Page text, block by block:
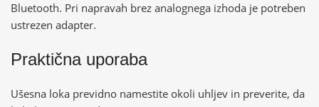
Bluetooth. Pri napravah brez analognega izhoda je potreben
ustrezen adapter.
Praktična uporaba
Ušesna loka previdno namestite okoli uhljev in preverite, da